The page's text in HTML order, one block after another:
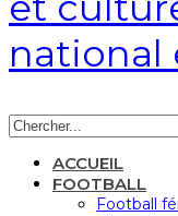
national
ACCUEIL
FOOTBALL
Football